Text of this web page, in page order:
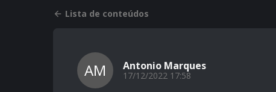
Lista de conteúdos
AM Antonio Marques
17/12/2022 17:58